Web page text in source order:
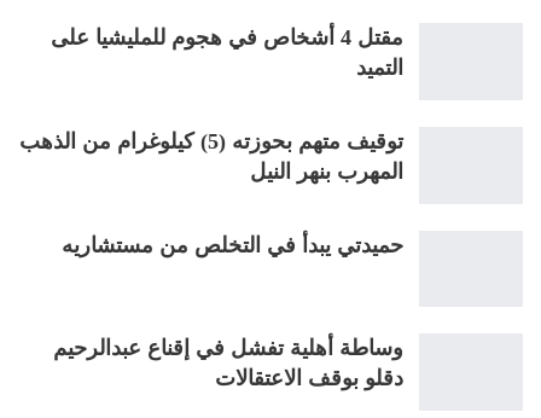
مقتل 4 أشخاص في هجوم للمليشيا على
التميد
توقيف متهم بحوزته (5) كيلوغرام من الذهب
المهرب بنهر النيل
حميدتي يبدأ في التخلص من مستشاريه
وساطة أهلية تفشل في إقناع عبدالرحيم
دقلو بوقف الاعتقالات